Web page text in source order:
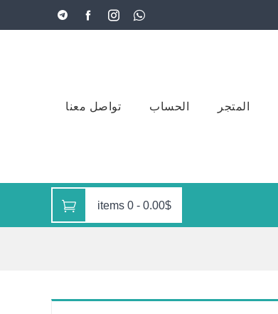
المتجر الحساب تواصل معنا
0.00$
-
0 items